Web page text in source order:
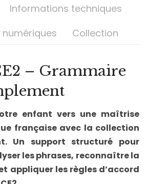
Informations techniques
numériques
Collection
– Grammaire
enfant vers une maîtrise
française avec la collection
Un support structuré pour
les phrases, reconnaître la
appliquer les règles d’accord